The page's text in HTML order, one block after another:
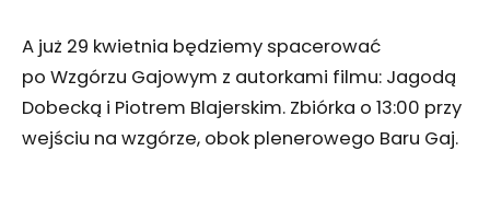
A już 29 kwietnia będziemy spacerować
po Wzgórzu Gajowym z autorkami filmu: Jagodą
Dobecką i Piotrem Blajerskim. Zbiórka o 13:00 przy
wejściu na wzgórze, obok plenerowego Baru Gaj.